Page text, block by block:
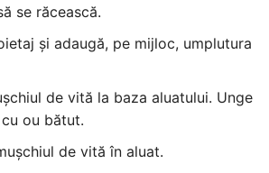
se răcească.
și adaugă, pe mijloc, umplutura
de vită la baza aluatului. Unge
ou bătut.
de vită în aluat.